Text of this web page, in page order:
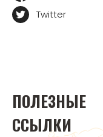
Twitter
ПОЛЕЗНЫЕ
ССЫЛКИ